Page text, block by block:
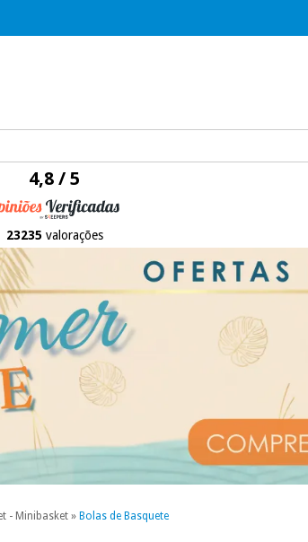
4,8 / 5
23235 valorações
- Minibasket » Bolas de Basquete